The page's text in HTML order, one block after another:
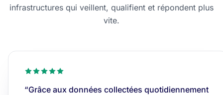
infrastructures qui veillent, qualifient et répondent plus
vite.
“Grâce aux données collectées quotidiennement